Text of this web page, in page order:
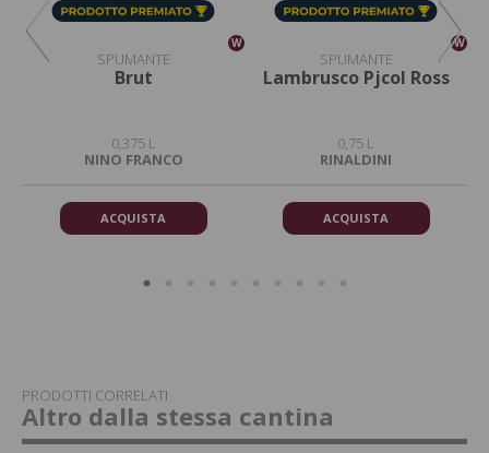
W
SPUMANTE
Brut
0,375 L
NINO FRANCO
ACQUISTA
W
SPUMANTE
Lambrusco Pjcol Ross
0,75 L
RINALDINI
ACQUISTA
PRODOTTI CORRELATI
Altro dalla stessa cantina